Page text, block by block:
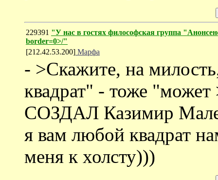
229391 "У нас в гостях философская группа
border=0>/"
[212.42.53.200] Марфа
- >Скажите, на
квадрат" - тоже
СОЗДАЛ Казимир
я вам любой квадрат
меня к холсту)))